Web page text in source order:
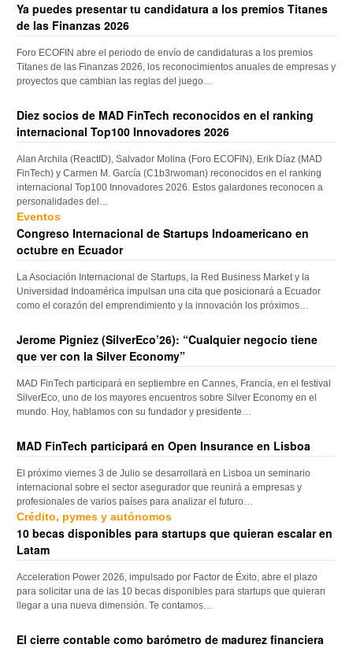
Ya puedes presentar tu candidatura a los premios Titanes
de las Finanzas 2026
Foro ECOFIN abre el periodo de envío de candidaturas a los premios
Titanes de las Finanzas 2026, los reconocimientos anuales de empresas y
proyectos que cambian las reglas del juego…
Diez socios de MAD FinTech reconocidos en el ranking
internacional Top100 Innovadores 2026
Alan Archila (ReactID), Salvador Molina (Foro ECOFIN), Erik Díaz (MAD
FinTech) y Carmen M. García (C1b3rwoman) reconocidos en el ranking
internacional Top100 Innovadores 2026. Estos galardones reconocen a
personalidades del…
Eventos
Congreso Internacional de Startups Indoamericano en
octubre en Ecuador
La Asociación Internacional de Startups, la Red Business Market y la
Universidad Indoamérica impulsan una cita que posicionará a Ecuador
como el corazón del emprendimiento y la innovación los próximos…
Jerome Pigniez (SilverEco’26): “Cualquier negocio tiene
que ver con la Silver Economy”
MAD FinTech participará en septiembre en Cannes, Francia, en el festival
SilverEco, uno de los mayores encuentros sobre Silver Economy en el
mundo. Hoy, hablamos con su fundador y presidente…
MAD FinTech participará en Open Insurance en Lisboa
El próximo viernes 3 de Julio se desarrollará en Lisboa un seminario
internacional sobre el sector asegurador que reunirá a empresas y
profesionales de varios países para analizar el futuro…
Crédito, pymes y autónomos
10 becas disponibles para startups que quieran escalar en
Latam
Acceleration Power 2026, impulsado por Factor de Éxito, abre el plazo
para solicitar una de las 10 becas disponibles para startups que quieran
llegar a una nueva dimensión. Te contamos…
El cierre contable como barómetro de madurez financiera